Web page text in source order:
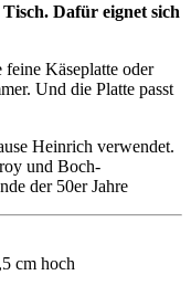
Dafür eignet sich
Käseplatte oder
Und die Platte passt
Heinrich verwendet.
und Boch-
der 50er Jahre
cm hoch